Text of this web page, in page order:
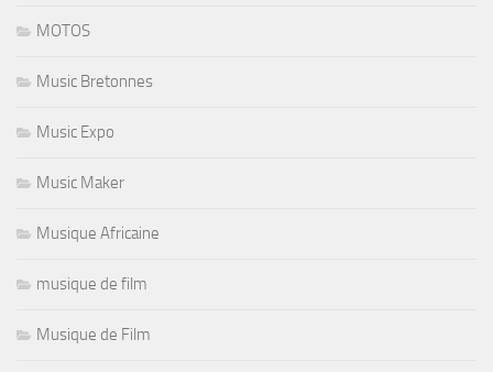
MOTOS
Music Bretonnes
Music Expo
Music Maker
Musique Africaine
musique de film
Musique de Film